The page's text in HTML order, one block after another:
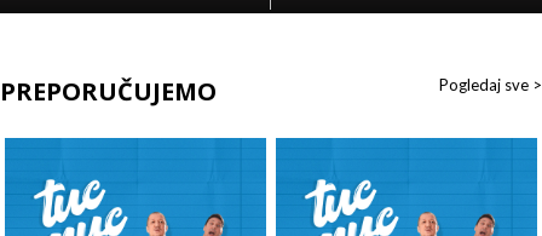
PREPORUČUJEMO Pogledaj sve >